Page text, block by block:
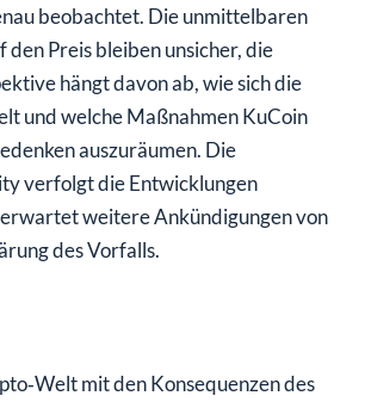
beobachtet. Die unmittelbaren
den Preis bleiben unsicher, die
hängt davon ab, wie sich die
und welche Maßnahmen KuCoin
auszuräumen. Die
verfolgt die Entwicklungen
weitere Ankündigungen von
des Vorfalls.
mit den Konsequenzen des